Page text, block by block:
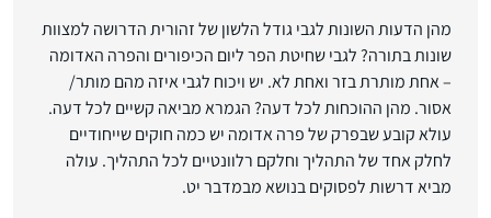
מהן הדעות השונות לגבי גודל הלשון של זהורית הדרושה למצוות
שונות בתורה? לגבי שחיטת הפר ליום הכיפורים והפרה האדומה
– אחת מותרת בזר ואחת לא. יש ויכוח לגבי איזה מהם מותר/
אסור. מהן ההוכחות לכל דעה? הגמרא מביאה קשיים לכל דעה.
עולא קובע שבפרק של פרה אדומה יש כמה חוקים שייחודיים
לחלק אחד של התהליך וחלקם רלוונטיים לכל התהליך. עולה
מביא דרשות לפסוקים בנושא מבמדבר יט.